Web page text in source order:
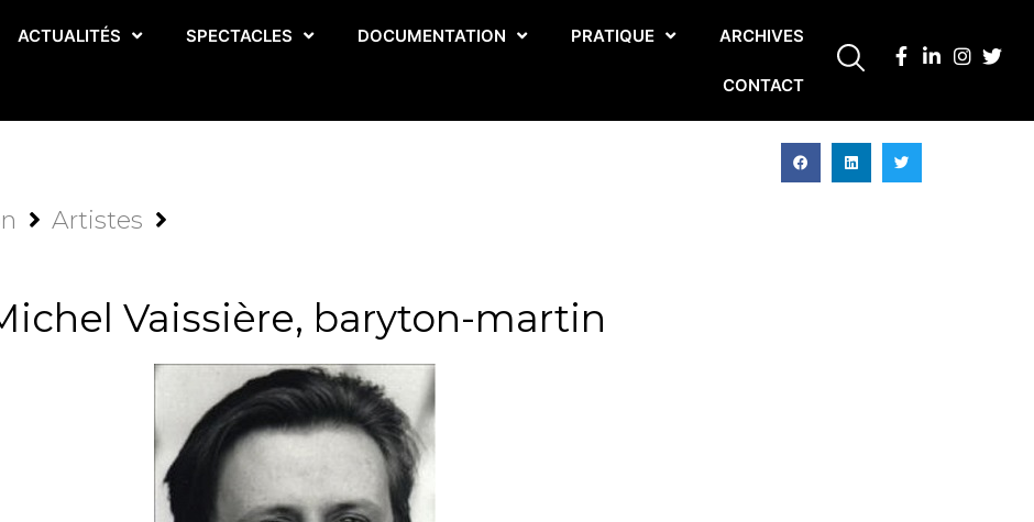
ACTUALITÉS SPECTACLES DOCUMENTATION PRATIQUE ARCHIVES
CONTACT
Artistes
Vaissière, baryton-martin